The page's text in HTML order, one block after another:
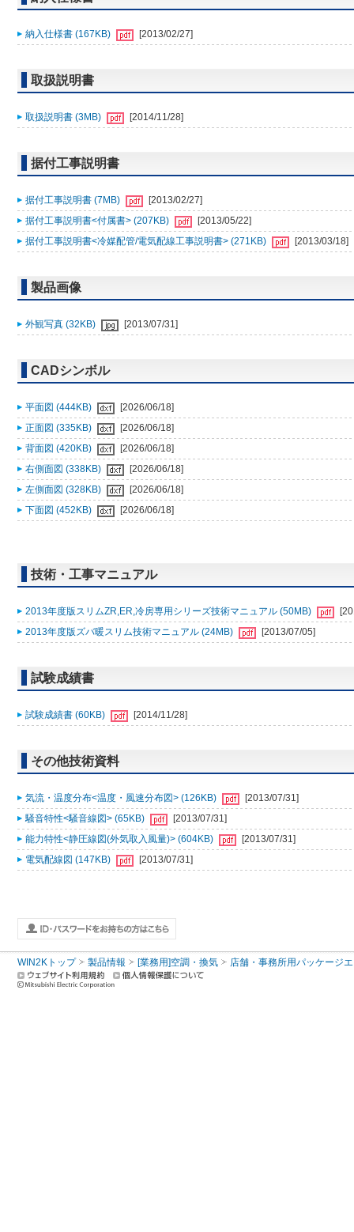
納入仕様書 (167KB) [2013/02/27]
取扱説明書
取扱説明書 (3MB) [2014/11/28]
据付工事説明書
据付工事説明書 (7MB)
[2013/02/27]
据付工事説明書<付属書> (207KB)
[2013/05/22]
据付工事説明書<冷媒配管/電気配線工事説明書> (271KB)
[2013/03/18]
製品画像
外観写真 (32KB) [2013/07/31]
CADシンボル
平面図 (444KB)
[2026/06/18]
正面図 (335KB)
[2026/06/18]
背面図 (420KB)
[2026/06/18]
右側面図 (338KB)
[2026/06/18]
左側面図 (328KB)
[2026/06/18]
下面図 (452KB)
[2026/06/18]
技術・工事マニュアル
2013年度版スリムZR,ER,冷房専用シリーズ技術マニュアル (50MB)
2013年度版ズバ暖スリム技術マニュアル (24MB)
[2013/07/05]
試験成績書
試験成績書 (60KB) [2014/11/28]
その他技術資料
気流・温度分布<温度・風速分布図> (126KB)
[2013/07/31]
騒音特性<騒音線図> (65KB)
[2013/07/31]
能力特性<静圧線図(外気取入風量)> (604KB)
[2013/07/31]
電気配線図 (147KB)
[2013/07/31]
WIN2Kトップ 製品情報 [業務用]空調・換気 店舗・事務所用パッケージ